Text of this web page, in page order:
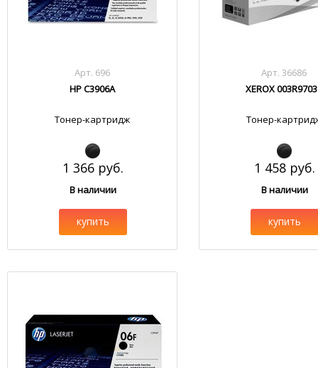
Арт. 696
HP C3906A
Тонер-картридж
1 366 руб.
В наличии
купить
Арт. 36686
XEROX
Тонер-
1 458 руб.
В наличии
купить